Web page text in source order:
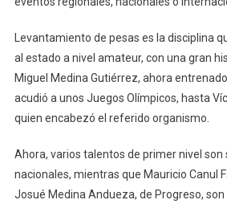
Levantamiento de pesas es la disciplina
al estado a nivel amateur, con una gran
Miguel Medina Gutiérrez, ahora
acudió a unos Juegos Olímpicos, hasta
quien encabezó el referido organismo.
Ahora, varios talentos de primer nivel son
nacionales, mientras que Mauricio Canul
Josué Medina Andueza, de Progreso,